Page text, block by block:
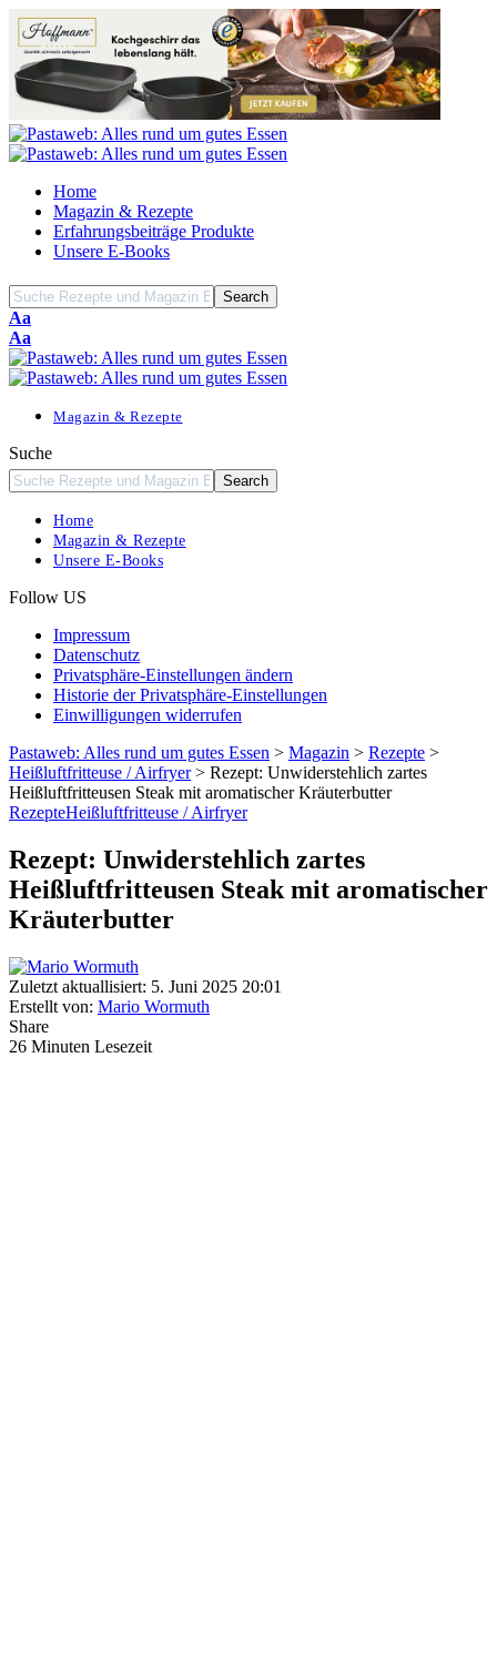
Home
Magazin & Rezepte
Erfahrungsbeiträge Produkte
Unsere E-Books
Font
Resizer
Aa
Font
Resizer
Aa
Magazin & Rezepte
Suche
Home
Magazin & Rezepte
Unsere E-Books
Follow US
Impressum
Datenschutz
Privatsphäre-Einstellungen ändern
Historie der Privatsphäre-Einstellungen
Einwilligungen widerrufen
Pastaweb: Alles rund um gutes Essen > Magazin > Rezepte >
Heißluftfritteuse / Airfryer> Rezept: Unwiderstehlich zartes
Heißluftfritteusen Steak mit aromatischer Kräuterbutter
RezepteHeißluftfritteuse / Airfryer
Rezept: Unwiderstehlich zartes
Heißluftfritteusen Steak mit aromatischer
Kräuterbutter
Zuletzt aktuallisiert: 5. Juni 2025 20:01
Erstellt von: Mario Wormuth
Share
26 Minuten Lesezeit